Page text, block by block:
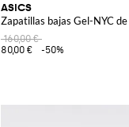
ASICS
Zapatillas bajas Gel-NYC
160,00 €
80,00 €
-50%